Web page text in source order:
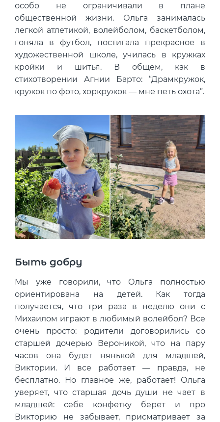
особо не ограничивали в плане
общественной жизни. Ольга занималась
легкой атлетикой, волейболом, баскетболом,
гоняла в футбол, постигала прекрасное в
художественной школе, училась в кружках
кройки и шитья. В общем, как в
стихотворении Агнии Барто: “Драмкружок,
кружок по фото, хоркружок — мне петь охота”.
Быть добру
Мы уже говорили, что Ольга полностью
ориентирована на детей. Как тогда
получается, что три раза в неделю они с
Михаилом играют в любимый волейбол? Все
очень просто: родители договорились со
старшей дочерью Вероникой, что на пару
часов она будет нянькой для младшей,
Виктории. И все работает — правда, не
бесплатно. Но главное же, работает! Ольга
уверяет, что старшая дочь души не чает в
младшей: себе конфетку берет и про
Викторию не забывает, присматривает за